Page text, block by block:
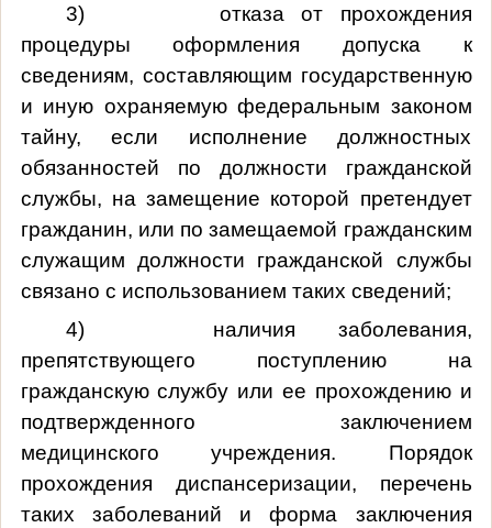
3) отказа от прохождения
процедуры оформления допуска к
сведениям, составляющим государственную
и иную охраняемую федеральным законом
тайну, если исполнение должностных
обязанностей по должности гражданской
службы, на замещение которой претендует
гражданин, или по замещаемой гражданским
служащим должности гражданской службы
связано с использованием таких сведений;
4) наличия заболевания,
препятствующего поступлению на
гражданскую службу или ее прохождению и
подтвержденного заключением
медицинского учреждения. Порядок
прохождения диспансеризации, перечень
таких заболеваний и форма заключения